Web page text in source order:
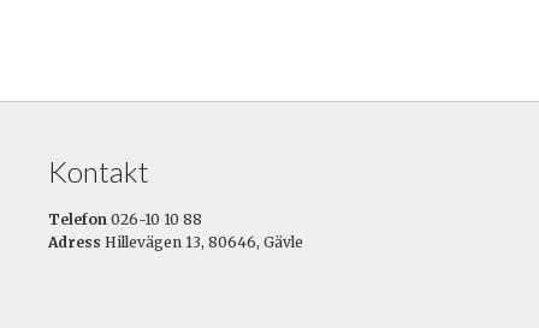
Kontakt
Telefon 026-10 10 88
Adress Hillevägen 13, 80646, Gävle